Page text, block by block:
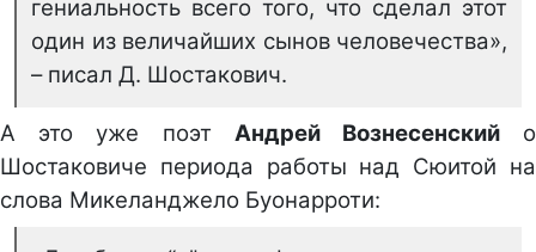
гениальность всего того, что сделал этот
один из величайших сынов человечества»,
– писал Д. Шостакович.
А это уже поэт Андрей Вознесенскийо
Шостаковиче периода работы над Сюитой на
слова Микеланджело Буонарроти: